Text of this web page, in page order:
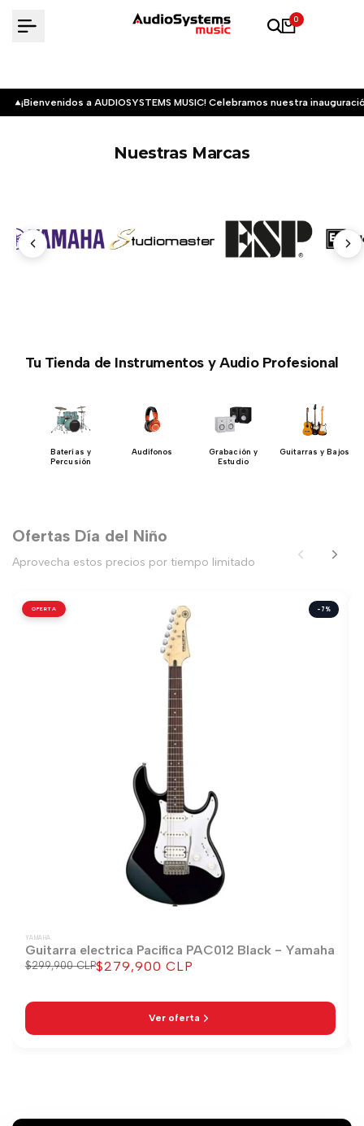
0
¡Bienvenidos a AUDIOSYSTEMS MUSIC! Celebramos nuestra
Nuestras Marcas
Tu Tienda de Instrumentos y Audio Profesional
Baterías y
Percusión
Audífonos
Grabación y
Estudio
Guitarras y Bajos
Ofertas Día del Niño
Aprovecha estos precios por tiempo limitado
OFERTA -7%
YAMAHA
Guitarra electrica Pacifica PAC012 Black - Yamaha
Precio
$299,900 CLPPrecio
$279,900 CLP
Ver oferta